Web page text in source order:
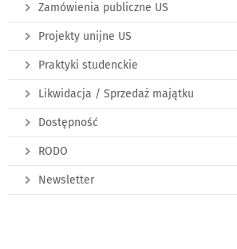
Zamówienia publiczne US
Projekty unijne US
Praktyki studenckie
Likwidacja / Sprzedaż majątku
Dostępność
RODO
Newsletter